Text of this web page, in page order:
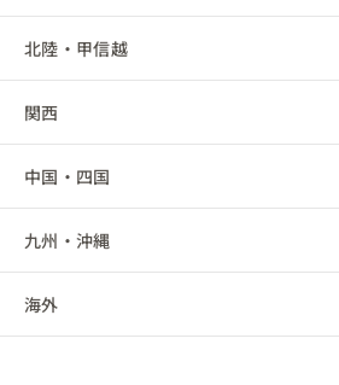
宮城県
秋田県
山形県
福島県
栃木県
群馬県
埼玉県
千葉県
東京都
岐阜県
静岡県
愛知県
三重県
北陸・甲信越
新潟県
富山県
石川県
福井県
関西
滋賀県
京都府
大阪府
中国・四国
鳥取県
島根県
九州・沖縄
福岡県
海外